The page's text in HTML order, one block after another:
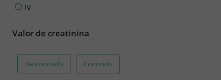
IV
Valor de creatinina
Desconocido Conocido